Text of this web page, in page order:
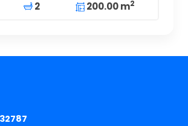
2 200.00 m2